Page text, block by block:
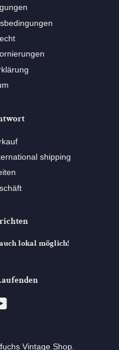
shipping
lokal möglich!
Vintage Shop. ⠀